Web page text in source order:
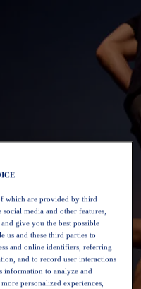
which are provided by third
media and other features,
give you the best possible
us and these third parties to
and online identifiers, referring
and to record user interactions
information to analyze and
personalized experiences,